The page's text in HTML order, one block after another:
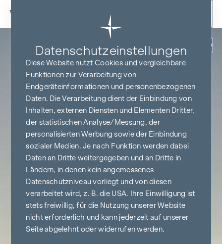
Zum Inhalt springen
PROVISIONSFREI
BIS BAUBEGINN
Datenschutz­einstellungen
Diese Website nutzt Cookies und vergleichbare
Funktionen zur Verarbeitung von
Endgeräteinformationen und personenbezogenen
Daten. Die Verarbeitung dient der Einbindung von
Inhalten, externen Diensten und Elementen Dritter,
der statistischen Analyse/Messung, der
personalisierten Werbung sowie der Einbindung
sozialer Medien. Je nach Funktion werden dabei
Daten an Dritte weitergegeben und an Dritte in
Ländern, in denen kein angemessenes
Datenschutzniveau vorliegt und von diesen
verarbeitet wird, z. B. die USA. Ihre Einwilligung ist
stets freiwillig, für die Nutzung unserer Website
nicht erforderlich und kann jederzeit auf unserer
Seite abgelehnt oder widerrufen werden.